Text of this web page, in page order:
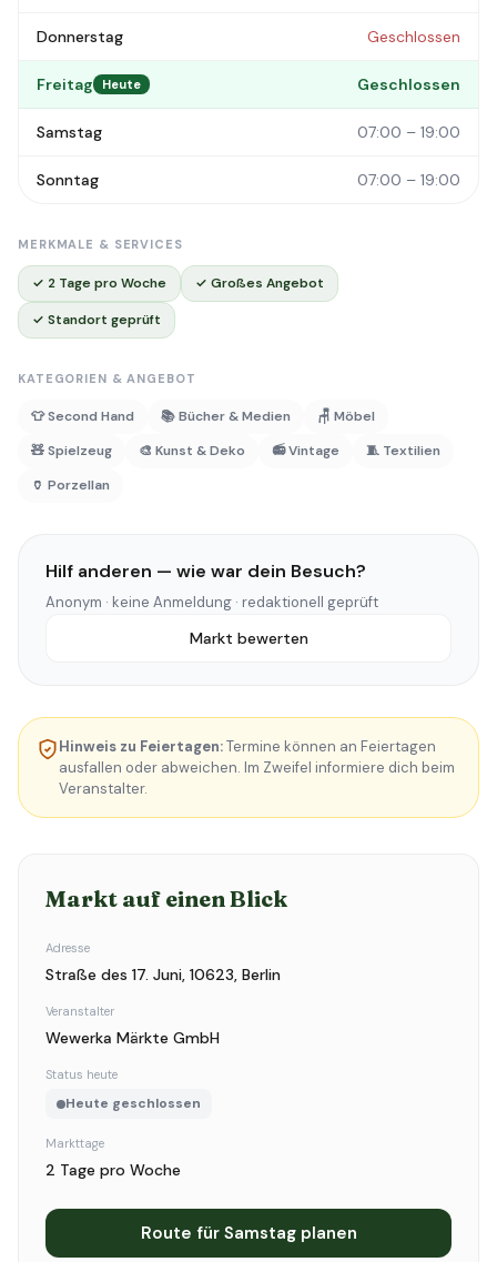
Donnerstag Geschlossen
Freitag Heute Geschlossen
Samstag 07:00 – 19:00
Sonntag 07:00 – 19:00
MERKMALE & SERVICES
✓ 2 Tage pro Woche ✓ Großes Angebot
✓ Standort geprüft
KATEGORIEN & ANGEBOT
👕 Second Hand 📚 Bücher & Medien
🪑 Möbel
🧸 Spielzeug
🎨 Kunst & Deko 📻 Vintage
🧵 Textilien
🏺 Porzellan
Hilf anderen — wie war dein Besuch?
Anonym · keine Anmeldung · redaktionell geprüft
Markt bewerten
Hinweis zu Feiertagen:Termine können an Feiertagen
ausfallen oder abweichen. Im Zweifel informiere dich beim
Veranstalter.
Markt auf einen Blick
Adresse
Straße des 17. Juni, 10623, Berlin
Veranstalter
Wewerka Märkte GmbH
Status heute
Heute geschlossen
Markttage
2 Tage pro Woche
Route für Samstag planen